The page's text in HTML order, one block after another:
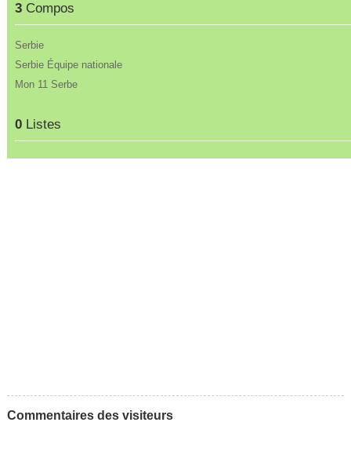
3Compos
Serbie
Serbie Équipe nationale
Mon 11 Serbe
0Listes
Commentaires des visiteurs